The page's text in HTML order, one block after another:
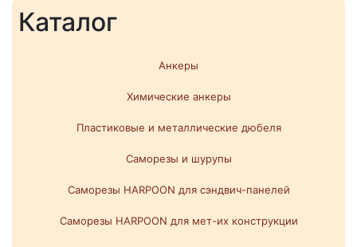
Каталог
Анкеры
Химические анкеры
Пластиковые и металлические дюбеля
Саморезы и шурупы
Саморезы HARPOON для сэндвич-панелей
Саморезы HARPOON для мет-их конструкции